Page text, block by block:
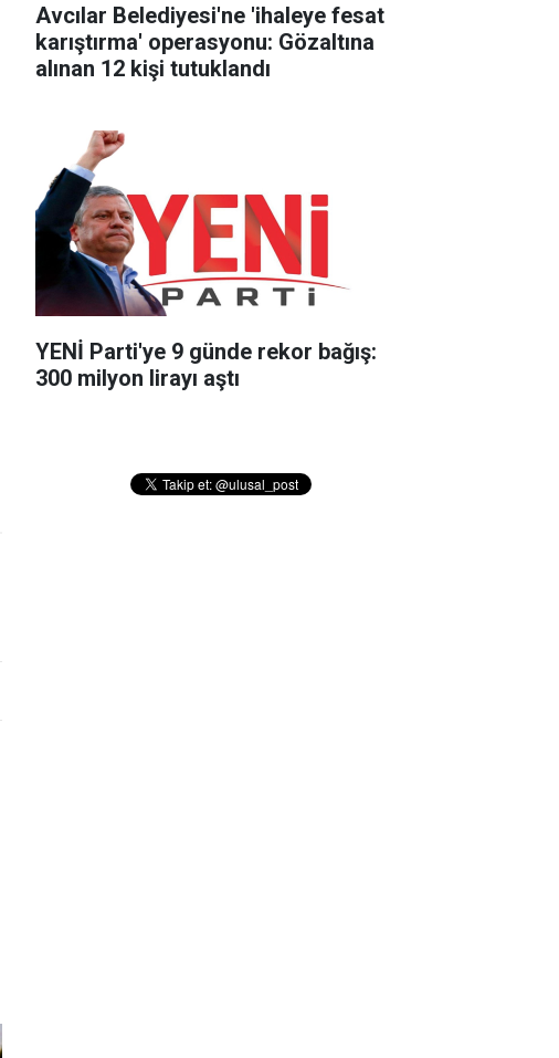
Avcılar Belediyesi'ne 'ihaleye fesat
karıştırma' operasyonu: Gözaltına
alınan 12 kişi tutuklandı
YENİ Parti'ye 9 günde rekor bağış:
300 milyon lirayı aştı